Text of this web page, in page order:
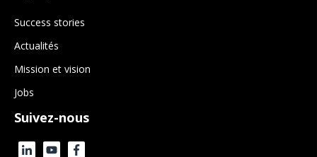
Success stories
Actualités
Mission et vision
Jobs
Suivez-nous